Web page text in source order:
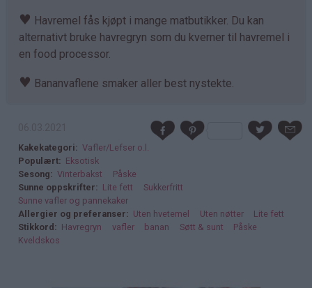
♥ Havremel fås kjøpt i mange matbutikker. Du kan
alternativt bruke havregryn som du kverner til havremel i
en food processor.
♥ Bananvaflene smaker aller best nystekte.
Kakekategori
Vafler/Lefser o.l.
Populært
Eksotisk
Sesong
Vinterbakst
Påske
Sunne oppskrifter
Lite fett
Sukkerfritt
Sunne vafler og pannekaker
Allergier og preferanser
Uten hvetemel Uten nøtter
Lite fett
Stikkord
Havregryn vafler banan Søtt & sunt
Påske
Kveldskos